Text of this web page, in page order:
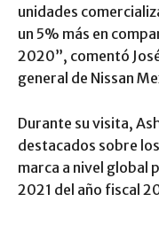
unidades
un 5% más en
2020”, comentó
general de Nissan
Durante su visita,
destacados sobre
marca a nivel global
2021 del año fiscal